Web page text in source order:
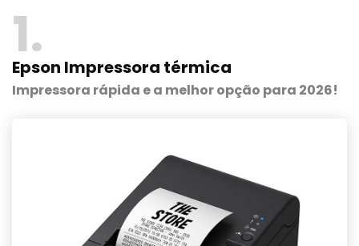
1
Epson Impressora térmica
Impressora rápida e a melhor opção para 2026!